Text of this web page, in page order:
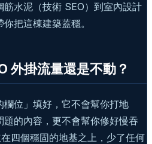
水泥（技術 SEO）到室內設計
把這棟建築蓋穩。
外掛流量還是不動？
位」填好，它不會幫你打地
的內容，更不會幫你修好慢吞
四個穩固的地基之上，少了任何